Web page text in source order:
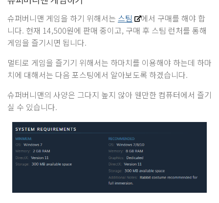
슈퍼버니맨 게임을 하기 위해서는 스팀
에서 구매를 해야 합
니다. 현재 14,500원에 판매 중이고, 구매 후 스팀 런처를 통해
게임을 즐기시면 됩니다.
멀티로 게임을 즐기기 위해서는 하마치를 이용해야 하는데 하마
치에 대해서는 다음 포스팅에서 알아보도록 하겠습니다.
슈퍼버니맨의 사양은 그다지 높지 않아 웬만한 컴퓨터에서 즐기
실 수 있습니다.